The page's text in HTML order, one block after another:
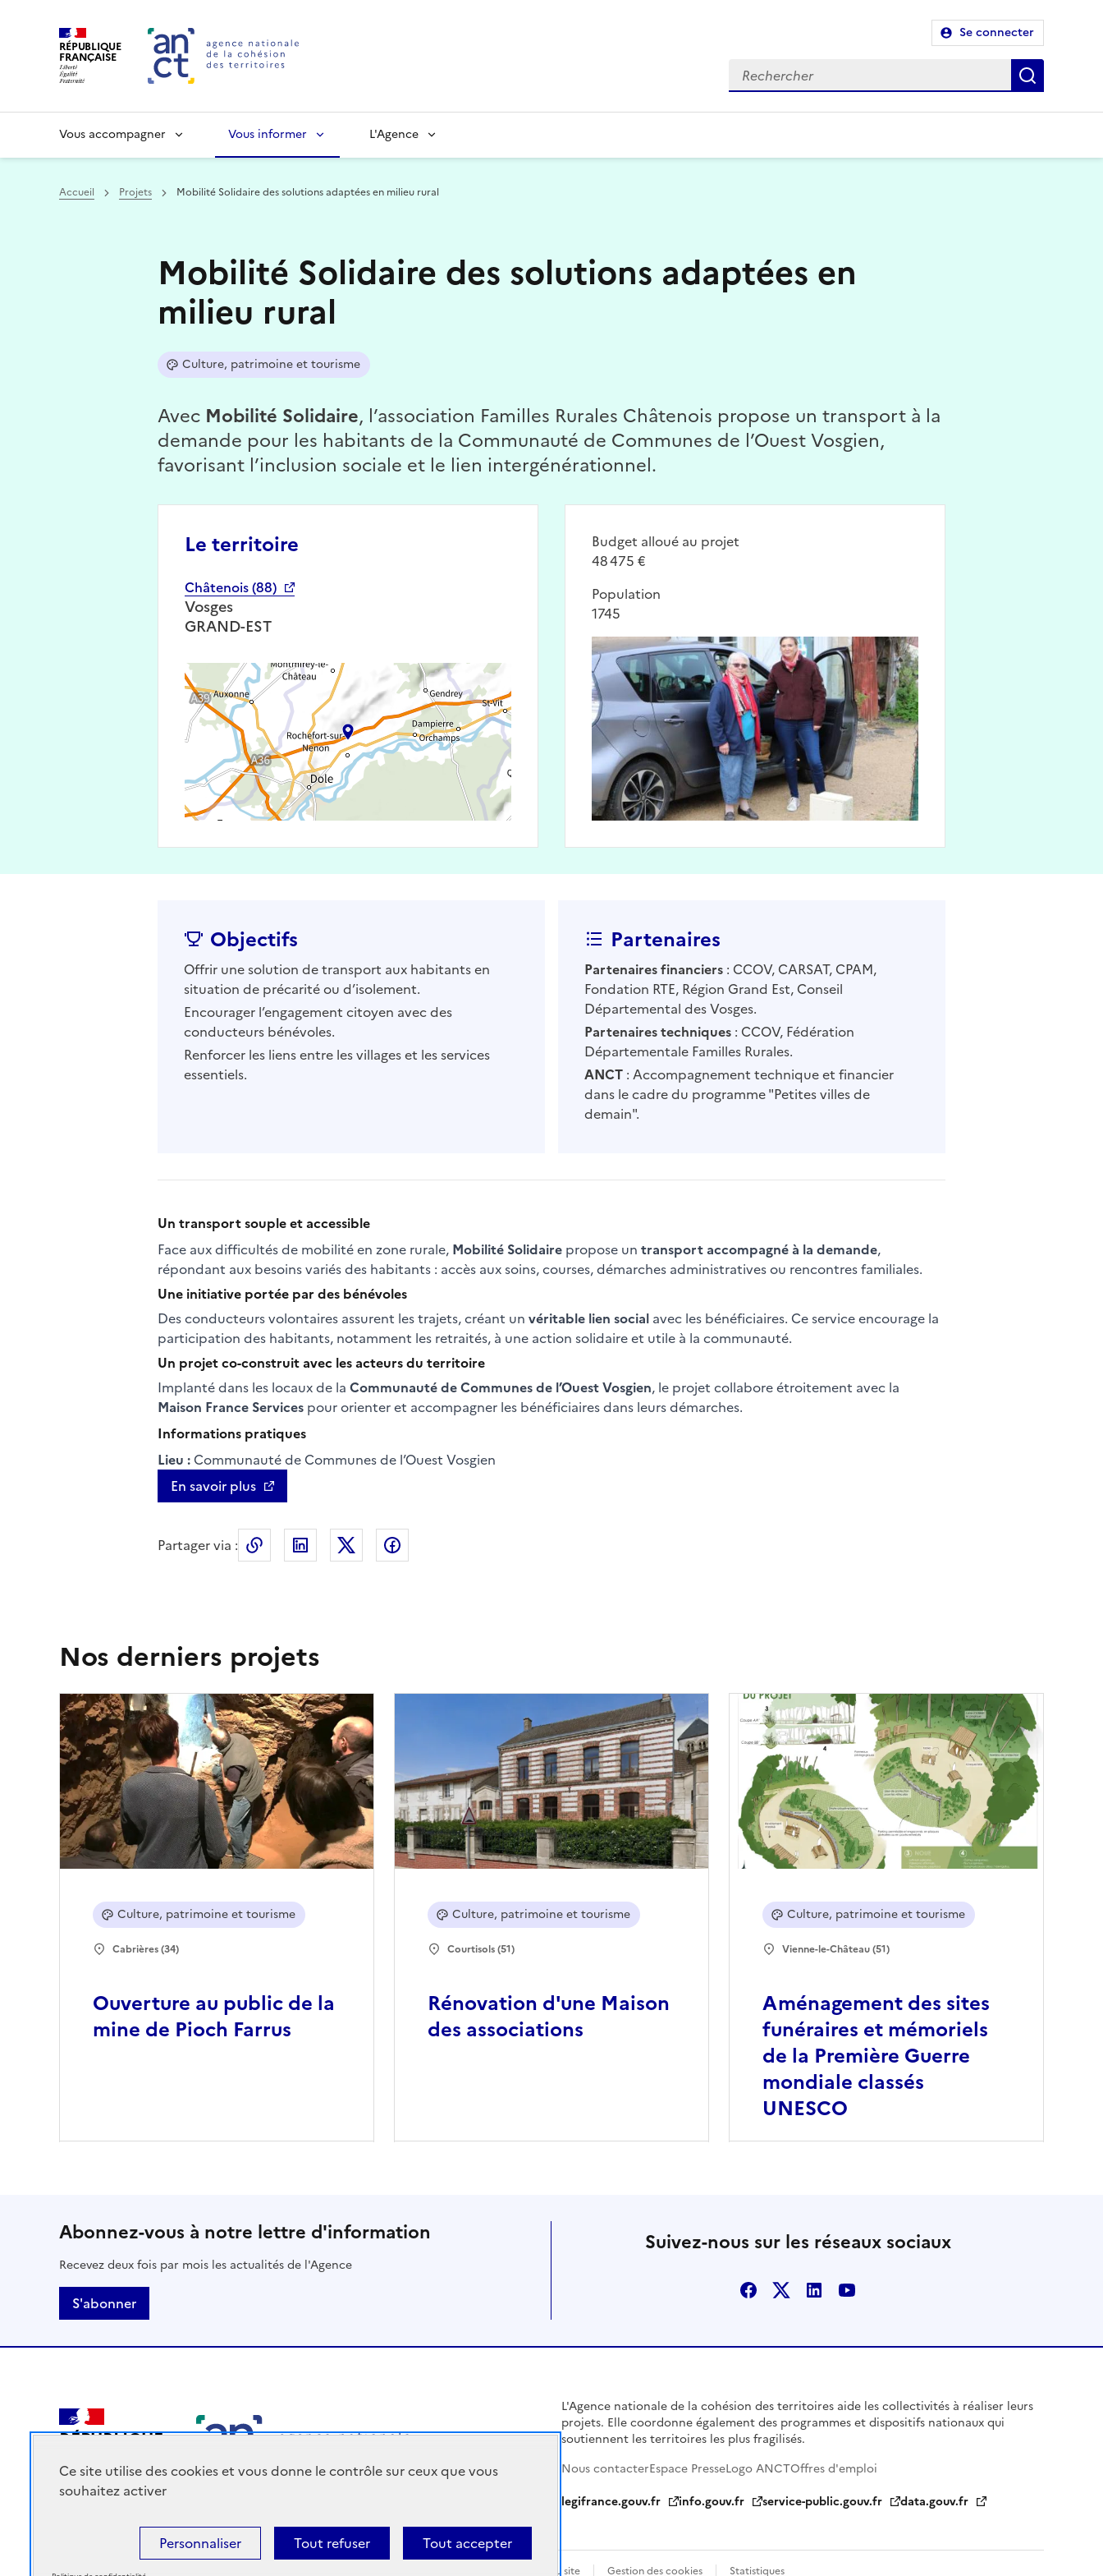
Ce site utilise des cookies et vous donne le contrôle sur ceux que vous
souhaitez activer
Tout accepter
Tout refuser
Personnaliser
RÉPUBLIQUE
FRANÇAISE
Se connecter
Vous accompagner Vous informer L'Agence
Accueil Projets Mobilité Solidaire des solutions adaptées en milieu rural
Mobilité Solidaire des solutions adaptées en
milieu rural
Culture, patrimoine et tourisme
Avec Mobilité Solidaire, l’association Familles Rurales Châtenois propose un transport à la
demande pour les habitants de la Communauté de Communes de l’Ouest Vosgien,
favorisant l’inclusion sociale et le lien intergénérationnel.
Le territoire
Châtenois (88)
Vosges
GRAND-EST
Budget alloué au projet
48 475 €
Population
1745
Image
Objectifs
Offrir une solution de transport aux habitants en
situation de précarité ou d’isolement.
Encourager l’engagement citoyen avec des
conducteurs bénévoles.
Renforcer les liens entre les villages et les services
essentiels.
Partenaires
Partenaires financiers : CCOV, CARSAT, CPAM,
Fondation RTE, Région Grand Est, Conseil
Départemental des Vosges.
Partenaires techniques : CCOV, Fédération
Départementale Familles Rurales.
ANCT : Accompagnement technique et financier
dans le cadre du programme "Petites villes de
demain".
Un transport souple et accessible
Face aux difficultés de mobilité en zone rurale, Mobilité Solidaire propose un transport accompagné à la demande,
répondant aux besoins variés des habitants : accès aux soins, courses, démarches administratives ou rencontres familiales.
Une initiative portée par des bénévoles
Des conducteurs volontaires assurent les trajets, créant un véritable lien social avec les bénéficiaires. Ce service encourage la
participation des habitants, notamment les retraités, à une action solidaire et utile à la communauté.
Un projet co-construit avec les acteurs du territoire
Implanté dans les locaux de la Communauté de Communes de l’Ouest Vosgien, le projet collabore étroitement avec la
Maison France Services pour orienter et accompagner les bénéficiaires dans leurs démarches.
Informations pratiques
Lieu : Communauté de Communes de l’Ouest Vosgien
En savoir plus
Partager via : Copier le lien de la page dans le presse-papier
LinkedIn
Nos derniers projets
Ouverture au public de la
mine de Pioch Farrus
Culture, patrimoine et tourisme
Cabrières (34)
Rénovation d'une Maison
des associations
Culture, patrimoine et tourisme
Courtisols (51)
Aménagement des sites
funéraires et mémoriels
de la Première Guerre
mondiale classés
UNESCO
Culture, patrimoine et tourisme
Vienne-le-Château (51)
Abonnez-vous à notre lettre d'information
Recevez deux fois par mois les actualités de l'Agence
S'abonner
Suivez-nous sur les réseaux sociaux
Facebook
X LinkedinYoutube
RÉPUBLIQUE
L'Agence nationale de la cohésion des territoires aide les collectivités à réaliser leurs
projets. Elle coordonne également des programmes et dispositifs nationaux qui
soutiennent les territoires les plus fragilisés.
Nous contacterEspace PresseLogo ANCTOffres d'emploi
legifrance.gouv.fr
info.gouv.fr service-public.gouv.fr data.gouv.fr
Accessibilité : Partiellement conforme Plan du site Gestion des cookies Statistiques